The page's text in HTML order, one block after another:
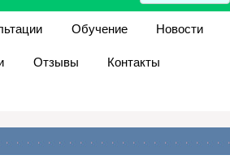
Обучение
Новости
Отзывы
Контакты